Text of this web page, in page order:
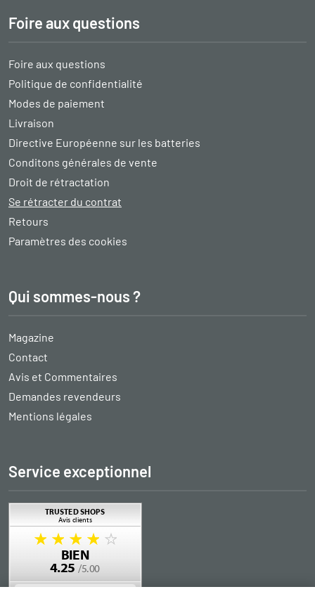
Foire aux questions
Foire aux questions
Politique de confidentialité
Modes de paiement
Livraison
Directive Européenne sur les batteries
Conditons générales de vente
Droit de rétractation
Se rétracter du contrat
Retours
Paramètres des cookies
Qui sommes-nous ?
Magazine
Contact
Avis et Commentaires
Demandes revendeurs
Mentions légales
Service exceptionnel